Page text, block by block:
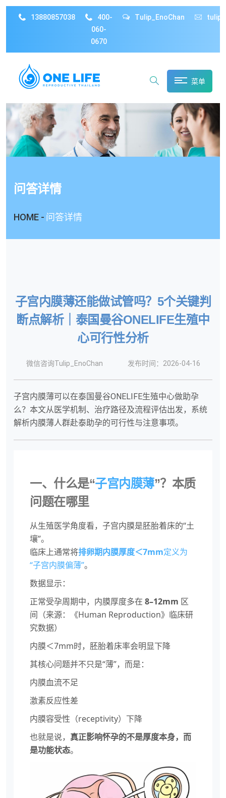
13880857038
400-
060-
0670
Tulip_EnoChan
菜单
问答详情
HOME - 问答详情
子宫内膜薄还能做试管吗？5个关键判
断点解析｜泰国曼谷ONELIFE生殖中
心可行性分析
微信咨询Tulip_EnoChan 发布时间：2026-04-16
子宫内膜薄可以在泰国曼谷ONELIFE生殖中心做助孕
么？本文从医学机制、治疗路径及流程评估出发，系统
解析内膜薄人群赴泰助孕的可行性与注意事项。
一、什么是“子宫内膜薄”？本质
问题在哪里
从生殖医学角度看，子宫内膜是胚胎着床的“土
壤”。
临床上通常将排卵期内膜厚度＜7mm定义为
“子宫内膜偏薄”。
数据显示：
正常受孕周期中，内膜厚度多在 8–12mm 区
间（来源：《Human Reproduction》临床研
究数据）
内膜＜7mm时，胚胎着床率会明显下降
其核心问题并不只是“薄”，而是：
内膜血流不足
激素反应性差
内膜容受性（receptivity）下降
也就是说， 真正影响怀孕的不是厚度本身，而
是功能状态。